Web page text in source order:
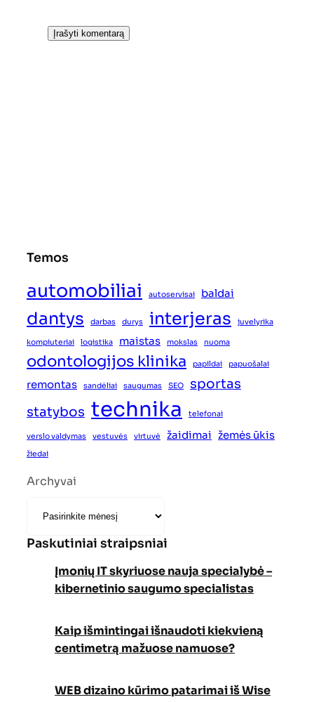
Temos
automobiliai autoservisai baldai
dantys darbas durys interjeras juvelyrika
kompiuteriai logistika maistas mokslas nuoma
odontologijos klinika papildai papuošalai
remontas sandėliai saugumas SEO
sportas
statybos technika telefonai
verslo valdymas vestuvės virtuvė žaidimai žemės ūkis
žiedai
Archyvai
Paskutiniai straipsniai
Įmonių IT skyriuose nauja specialybė –
kibernetinio saugumo specialistas
Kaip išmintingai išnaudoti kiekvieną
centimetrą mažuose namuose?
WEB dizaino kūrimo patarimai iš Wise